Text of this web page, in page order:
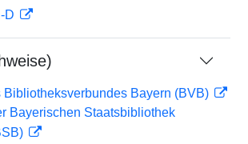
D
Bibliotheksverbundes Bayern (BVB)
Bayerischen Staatsbibliothek